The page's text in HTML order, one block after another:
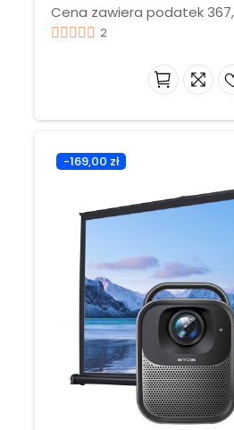
Cena zawiera podatek
2
-169,00 zł